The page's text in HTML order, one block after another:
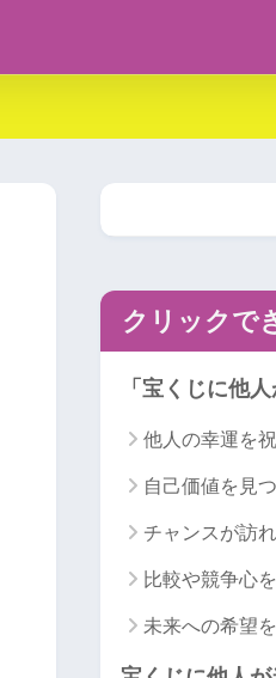
クリックで
「宝くじに他
他人の幸運を
自己価値を見
チャンスが訪
比較や競争心
未来への希望